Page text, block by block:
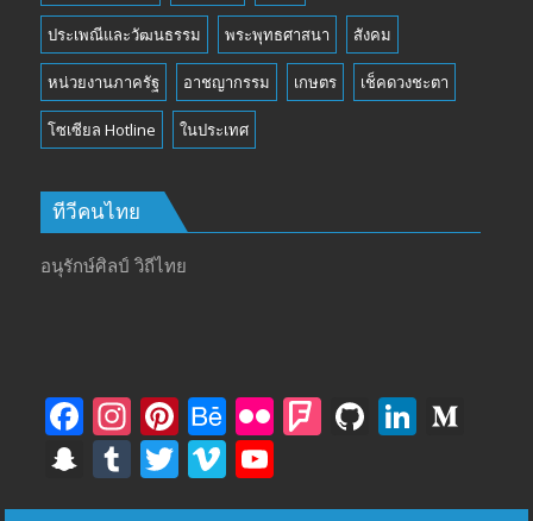
ประเพณีและวัฒนธรรม พระพุทธศาสนา สังคม
หน่วยงานภาครัฐ อาชญากรรม เกษตร เช็คดวงชะตา
โซเซียล Hotline ในประเทศ
ทีวีคนไทย
อนุรักษ์ศิลป์ วิถีไทย
F
ac
e
In
st
a
Pi
nt
er
B
e
h
Fli F Gi Li
S
n
T
u
T
w
Vi
m o